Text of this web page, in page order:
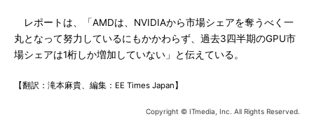
レポートは、「AMDは、NVIDIAから市場シェアを奪うべく一
丸となって努力しているにもかかわらず、過去3四半期のGPU市
場シェアは1桁しか増加していない」と伝えている。
【翻訳：滝本麻貴、編集：EE Times Japan】
Copyright © ITmedia, Inc. All Rights Reserved.